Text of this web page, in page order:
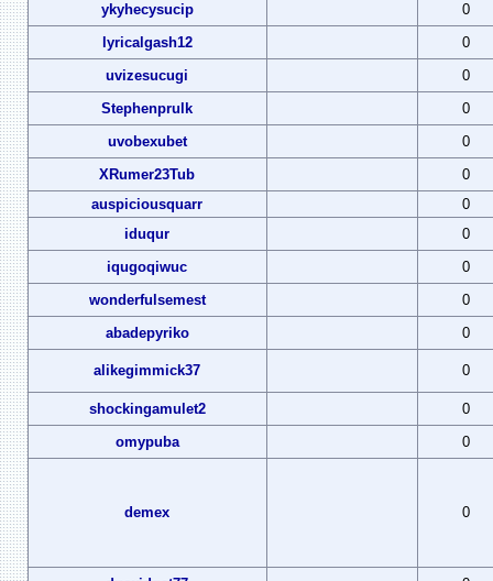
ykyhecysucip
0
lyricalgash12
0
uvizesucugi
0
Stephenprulk
0
uvobexubet
0
XRumer23Tub
0
auspiciousquarr
0
iduqur
0
iqugoqiwuc
0
wonderfulsemest
0
abadepyriko
0
alikegimmick37 0
shockingamulet2
0
omypuba
0
demex 0